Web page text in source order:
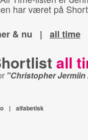
har været på
& nu | all time
all
"Christopher
| alfabetisk